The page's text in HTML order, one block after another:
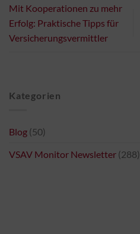
Mit Kooperationen zu mehr
Erfolg: Praktische Tipps für
Versicherungsvermittler
Kategorien
Blog (50)
VSAV Monitor Newsletter (288)